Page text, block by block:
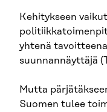
Kehitykseen
yhtenä
suunnannäyttäjä
Mutta
Suomen tulee